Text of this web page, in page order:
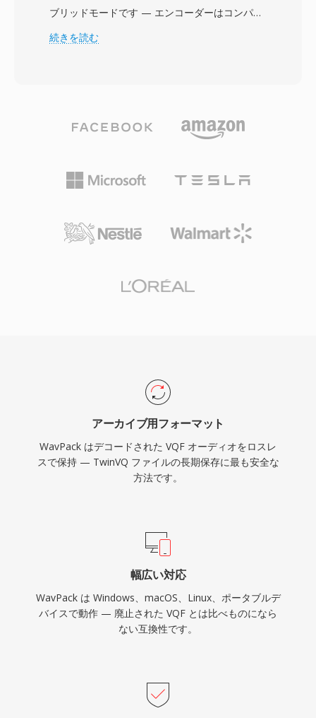
と比較して遅く、ハードウェアプレーヤーのサポ
ートが乏しく、プロプライエタリなライセンスが
プンソースプレーヤーに再生サポートをもたらし
ました。VQFはコーデック史における注目すべき
がらMP3のエコシステムの勢いとその後のAAC
ブリッドモードです — エンコーダーはコンパク
トな非可逆ファイルと、組み合わせると元の
方を保持します。コーデックは8ビットから32ビ
ディオを処理し、サンプルレートは最大768 kHz
まで対応 — DSDコンテンツにも十分な仕様で、
純粋なロスレスモードでの圧縮率は通常元のサイ
ージョンでのマルチコアエンコーディングによ
WavPackはまたAPEv2タグ、埋め込みキューシ
ート、ReplayGain値によるリッチなメタデータ
をサポートし、最も几帳面な音楽ライブラリの整
理ニーズにも対応します。
続きを読む
アーカイブ用フォーマット
WavPack はデコードされた VQF オーディオをロスレ
スで保持 — TwinVQ ファイルの長期保存に最も安全な
方法です。
幅広い対応
WavPack は Windows、macOS、Linux、ポータブルデ
バイスで動作 — 廃止された VQF とは比べものになら
ない互換性です。